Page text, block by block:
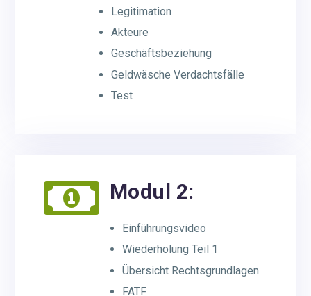
Legitimation
Akteure
Geschäftsbeziehung
Geldwäsche Verdachtsfälle
Test
 Modul 2:
Einführungsvideo
Wiederholung Teil 1
Übersicht Rechtsgrundlagen
FATF